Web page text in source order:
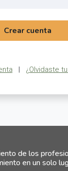
Crear cuenta
| ¿Olvidaste
de los
en un solo